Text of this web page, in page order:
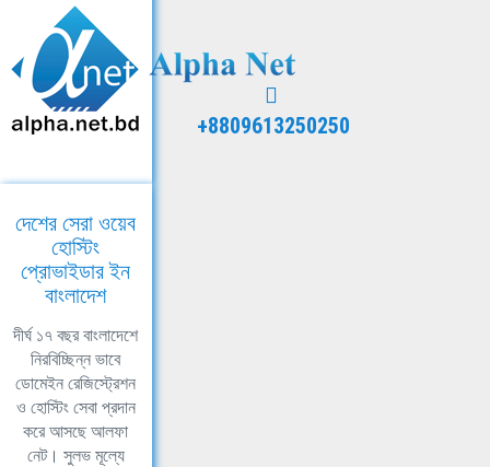
+8809613250250
দেশের সেরা ওয়েব
হোস্টিং
প্রোভাইডার ইন
বাংলাদেশ
দীর্ঘ ১৭ বছর বাংলাদেশে
নিরবিচ্ছিন্ন ভাবে
ডোমেইন রেজিস্ট্রেশন
ও হোস্টিং সেবা প্রদান
করে আসছে আলফা
নেট। সুলভ মূল্যে